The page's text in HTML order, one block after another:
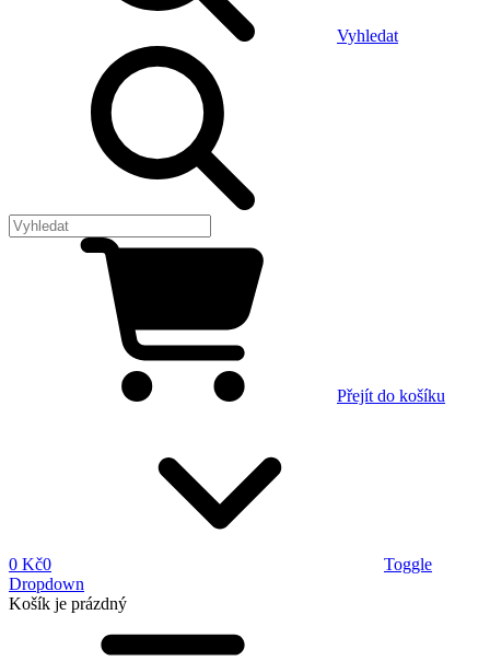
Vyhledat
Přejít do košíku
0 Kč0
Toggle
Dropdown
Košík je prázdný